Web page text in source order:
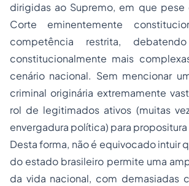
dirigidas ao Supremo, em que pese
Corte eminentemente
competência restrita,
constitucionalmente mais
cenário nacional. Sem mencionar
criminal originária extremamente
rol de legitimados ativos (muitas
envergadura política) para
Desta forma, não é equivocado intuir
do estado brasileiro permite uma
da vida nacional, com demasiadas